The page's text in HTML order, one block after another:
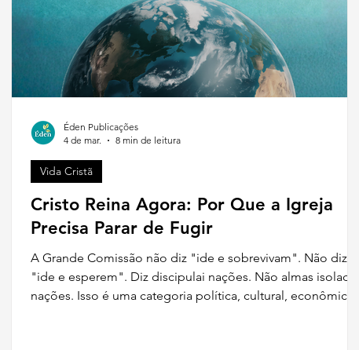
Cristo Reina Agora: Por Que a Igreja
Precisa Parar de Fugir
A Grande Comissão não diz "ide e sobrevivam". Não diz
"ide e esperem". Diz discipulai nações. Não almas isoladas,
nações. Isso é uma categoria política, cultural, econômica.
Vida Cristã
Éden Publicações
4 de mar.
8 min de leitura